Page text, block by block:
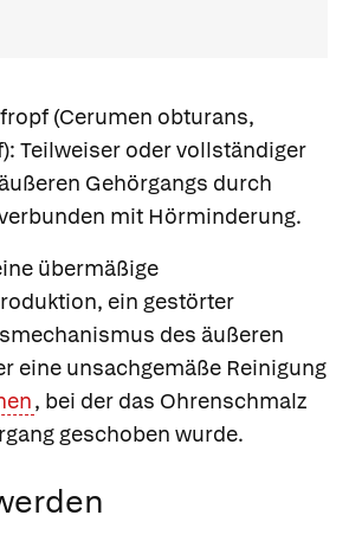
(Cerumen obturans,
Teilweiser oder vollständiger
Gehörgangs durch
mit Hörminderung.
übermäßige
ein gestörter
des äußeren
eine unsachgemäße Reinigung
, bei der das Ohrenschmalz
geschoben wurde.